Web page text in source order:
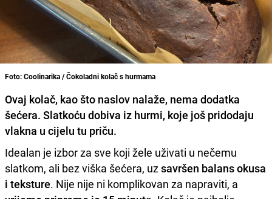
Foto: Coolinarika / Čokoladni kolač s hurmama
Ovaj kolač, kao što naslov nalaže, nema dodatka
šećera. Slatkoću dobiva iz hurmi, koje još pridodaju
vlakna u cijelu tu priču.
Idealan je izbor za sve koji žele uživati u nečemu
slatkom, ali bez viška šećera, uzsavršen balans okusa
i teksture. Nije nije ni komplikovan za napraviti, a